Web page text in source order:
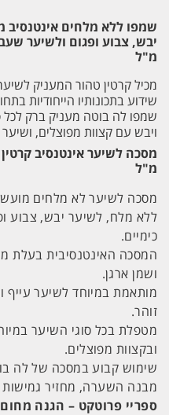
BEAUTE
שמפו ללא מלחים אינטנסיב
מ"ל
מכיל קרטין טהור המעניק
שידוע בתכונותיו הייחודיות
שמפו לה בוטה מעניק ברק לכל
ויבש עם קצוות מפוצלים,
מ"ל
מסכה לשיער לא מלחים
ללא מלח, לשיער יבש, צבוע
כימיים.
המסכה האינטנסיבית בעלת
ושמן ארגן.
מותאמת במיוחד לשיער עייף
זוהר.
מטפלת בכל סוגי השיער
ובקצוות מפוצלים.
שימוש קבוע במסכה של לה
מבנה השערה, מחזיר גמישות
ספריי פרוטקט – הגנה